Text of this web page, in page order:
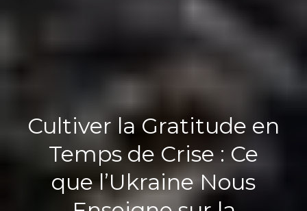
Cultiver la Gratitude en
Temps de Crise : Ce
que l’Ukraine Nous